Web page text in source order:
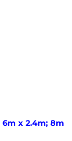
x 2.4m; 8m